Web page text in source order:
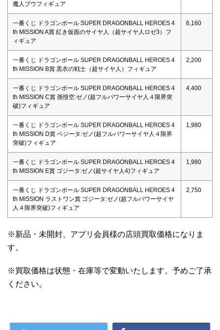
魔人ブウフィギュア
一番くじ ドラゴンボール SUPER DRAGONBALL HEROES 4
th MISSION A賞 紅き仮面のサイヤ人（超サイヤ人ロゼ3）フ
ィギュア
6,160
一番くじ ドラゴンボール SUPER DRAGONBALL HEROES 4
th MISSION B賞 黒衣の戦士（超サイヤ人）フィギュア
2,200
一番くじ ドラゴンボール SUPER DRAGONBALL HEROES 4
th MISSION C賞 孫悟空:ゼノ(超フルパワーサイヤ人４限界突
破)フィギュア
4,400
一番くじ ドラゴンボール SUPER DRAGONBALL HEROES 4
th MISSION D賞 ベジータ:ゼノ(超フルパワーサイヤ人４限界
突破)フィギュア
1,980
一番くじ ドラゴンボール SUPER DRAGONBALL HEROES 4
th MISSION E賞 ゴジータ:ゼノ(超サイヤ人4)フィギュア
1,980
一番くじ ドラゴンボール SUPER DRAGONBALL HEROES 4
th MISSION ラストワン賞 ゴジータ:ゼノ(超フルパワーサイヤ
人４限界突破)フィギュア
2,750
※新品・未開封、アプリ会員様の店頭買取価格になりま
す。
※買取価格は状態・在庫等で変動いたします。予めご了承
ください。